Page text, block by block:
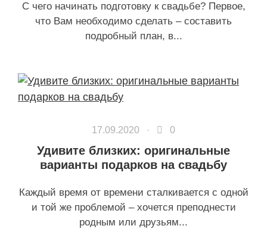
С чего начинать подготовку к свадьбе? Первое,
что Вам необходимо сделать – составить
подробный план, в...
17.09.2020 · 0
Удивите близких: оригинальные
варианты подарков на свадьбу
Каждый время от времени сталкивается с одной
и той же проблемой – хочется преподнести
родным или друзьям...